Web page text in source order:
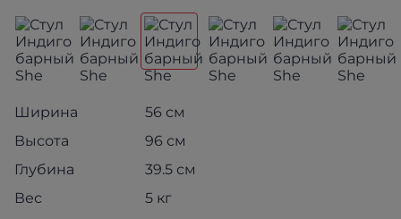
Ширина
56 см
Высота
96 см
Глубина
39.5 см
Вес
5 кг